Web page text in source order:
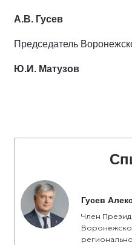
А.В. Гусев
Председатель
Ю.И. Матузов
Гусев
Член